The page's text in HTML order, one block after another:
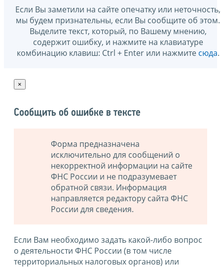
Если Вы заметили на сайте опечатку или неточность,
мы будем признательны, если Вы сообщите об этом.
Выделите текст, который, по Вашему мнению,
содержит ошибку, и нажмите на клавиатуре
комбинацию клавиш: Ctrl + Enter или нажмите сюда.
×
Сообщить об ошибке в тексте
Форма предназначена
исключительно для сообщений о
некорректной информации на сайте
ФНС России и не подразумевает
обратной связи. Информация
направляется редактору сайта ФНС
России для сведения.
Если Вам необходимо задать какой-либо вопрос
о деятельности ФНС России (в том числе
территориальных налоговых органов) или